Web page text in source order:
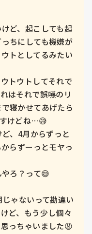
ど、起こしても起
ちにしても機嫌が
トとしてるみたい
トウトしてそれで
はそれで誤嚥のリ
寝かせてあげたら
けどね…😅
、4月からずっと
らずーっとモヤっ
ろ？って😅
ゃないって勘違い
ど、もう少し個々
っちゃいました😩